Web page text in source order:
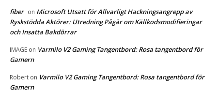
fiber on Microsoft Utsatt för Allvarligt Hackningsangrepp av
Ryskstödda Aktörer: Utredning Pågår om Källkodsmodifieringar
och Insatta Bakdörrar
IMAGE on Varmilo V2 Gaming Tangentbord: Rosa tangentbord för
Gamern
Robert on Varmilo V2 Gaming Tangentbord: Rosa tangentbord för
Gamern